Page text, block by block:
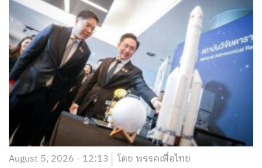
August 5, 2026 - 12:13 โดย พรรคเพื่อไทย